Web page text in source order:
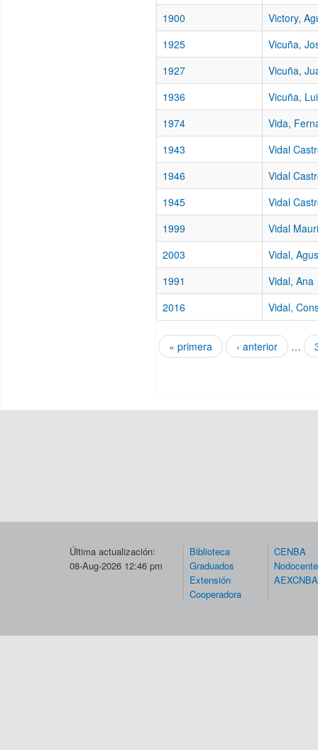
1900
Victory,
1925
Vicuña,
1927
Vicuña,
1936
Vicuña,
1974
Vida,
1943
Vidal
1946
Vidal
1945
Vidal
1999
Vidal
2003
Vidal,
1991
Vidal, Ana
2016
Vidal,
Páginas
« primera ‹ anterior …
Última actualización:
08-Aug-2026 12:46 pm
Biblioteca
Graduados
Extensión
Cooperadora
CENBA
AEXCNBA